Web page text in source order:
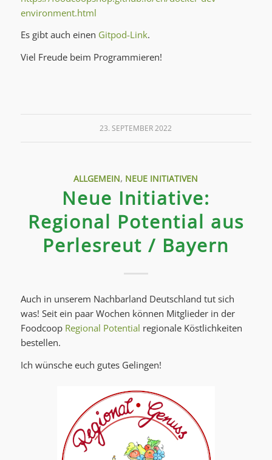
environment.html
Es gibt auch einen Gitpod-Link.
Viel Freude beim Programmieren!
23. SEPTEMBER 2022
ALLGEMEIN, NEUE INITIATIVEN
Neue Initiative:
Regional Potential aus
Perlesreut / Bayern
Auch in unserem Nachbarland Deutschland tut sich
was! Seit ein paar Wochen können Mitglieder in der
Foodcoop Regional Potential regionale Köstlichkeiten
bestellen.
Ich wünsche euch gutes Gelingen!